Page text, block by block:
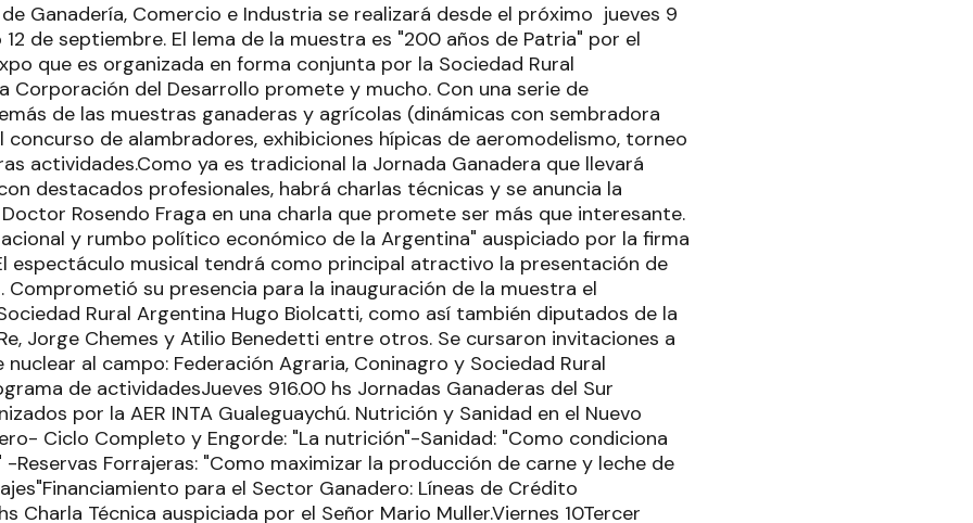
de Ganadería, Comercio e Industria se realizará desde el próximo jueves 9
de septiembre. El lema de la muestra es "200 años de Patria" por el
que es organizada en forma conjunta por la Sociedad Rural
Corporación del Desarrollo promete y mucho. Con una serie de
de las muestras ganaderas y agrícolas (dinámicas con sembradora
de alambradores, exhibiciones hípicas de aeromodelismo, torneo
actividades.Como ya es tradicional la Jornada Ganadera que llevará
destacados profesionales, habrá charlas técnicas y se anuncia la
Rosendo Fraga en una charla que promete ser más que interesante.
y rumbo político económico de la Argentina" auspiciado por la firma
espectáculo musical tendrá como principal atractivo la presentación de
Comprometió su presencia para la inauguración de la muestra el
Rural Argentina Hugo Biolcatti, como así también diputados de la
Jorge Chemes y Atilio Benedetti entre otros. Se cursaron invitaciones a
al campo: Federación Agraria, Coninagro y Sociedad Rural
de actividadesJueves 916.00 hs Jornadas Ganaderas del Sur
por la AER INTA Gualeguaychú. Nutrición y Sanidad en el Nuevo
Ciclo Completo y Engorde: "La nutrición"-Sanidad: "Como condiciona
Reservas Forrajeras: "Como maximizar la producción de carne y leche de
para el Sector Ganadero: Líneas de Crédito
Charla Técnica auspiciada por el Señor Mario Muller.Viernes 10Tercer